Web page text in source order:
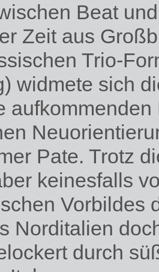
Beat
Zeit aus
Trio-
widmete sich
Pate. Trotz
keinesfalls
Vorbildes
Norditalien
durch